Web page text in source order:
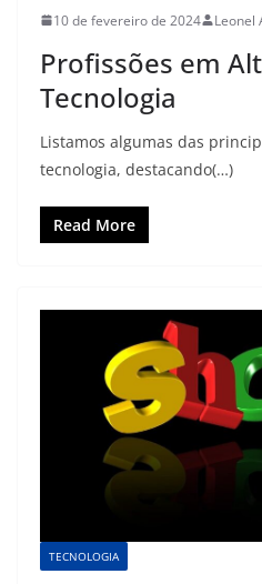
10 de fevereiro de 2024 Leonel
Profissões em
Tecnologia
Listamos algumas das
tecnologia, destacando(…)
Read More
TECNOLOGIA